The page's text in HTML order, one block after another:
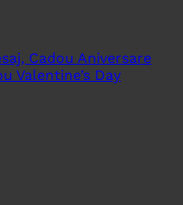
Cadou Aniversare
Valentine’s Day